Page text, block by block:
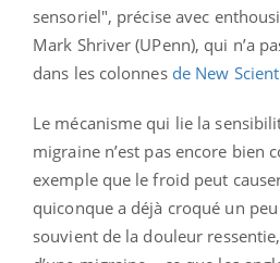
sensoriel", précise avec
Mark Shriver (UPenn), qui n’a
dans les colonnes de New
Le mécanisme qui lie la
migraine n’est pas encore bien
exemple que le froid peut
quiconque a déjà croqué un
souvient de la douleur